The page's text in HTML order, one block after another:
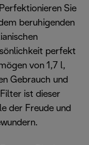
Sie
beruhigenden
perfekt
von 1,7 l,
Gebrauch und
ist dieser
der Freude und